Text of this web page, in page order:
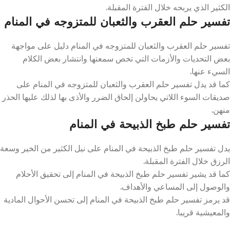
الكثير الذي يربحه خلال الفترة المقبلة.
تفسير حلم العقرب والثعبان للمتزوجه في المنام
تفسير حلم العقرب والثعبان للمتزوجه في المنام دليل على مواجهة
بعض التحديات والأزمات التي تخص سمعتها وانتشار بعض الكلام
السيء عنها.
كما قد يدل تفسير حلم العقرب والثعبان للمتزوجه في المنام على
صديقات السوء اللاتي يحاولن إلحاق الضرر والأذى بها لذلك عليها الحذر
منهن.
تفسير حلم طبخ الذبيحة في المنام
يدل تفسير حلم طبخ الذبيحة في المنام على نيل الكثير من الخير وسعة
الرزق خلال الفترة المقبلة.
كما قد يشير تفسير حلم طبخ الذبيحة في المنام إلى تحقيق الأحلام
والوصول إلى المساعي والأهداف.
قد يرمز تفسير حلم طبخ الذبيحة في المنام إلى تحسن الأحوال المادية
والمعيشية قريبا.